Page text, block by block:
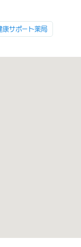
康サポート薬局